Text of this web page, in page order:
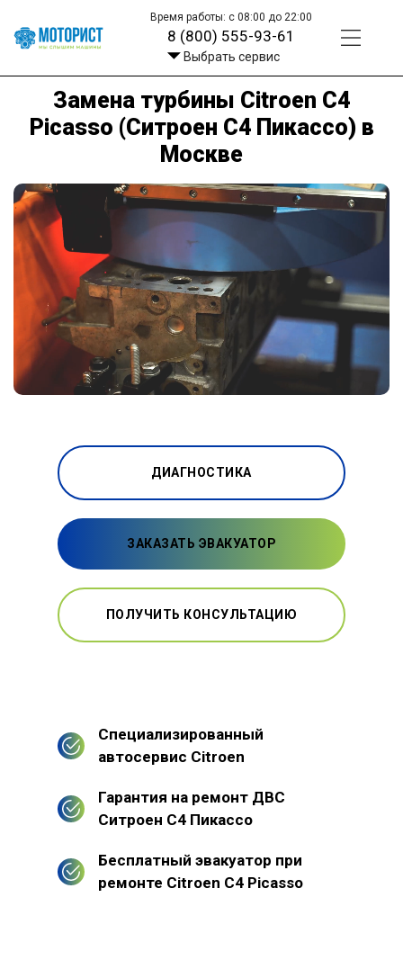
Время работы: с 08:00 до 22:00
8 (800) 555-93-61
Выбрать сервис
Замена турбины Citroen C4
Picasso (Ситроен С4 Пикассо) в
Москве
ДИАГНОСТИКА
ЗАКАЗАТЬ ЭВАКУАТОР
ПОЛУЧИТЬ КОНСУЛЬТАЦИЮ
Специализированный
автосервис Citroen
Гарантия на ремонт ДВС
Ситроен С4 Пикассо
Бесплатный эвакуатор при
ремонте Citroen C4 Picasso